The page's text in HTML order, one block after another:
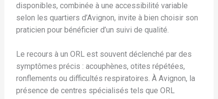
disponibles, combinée à une accessibilité variable
selon les quartiers d’Avignon, invite à bien choisir son
praticien pour bénéficier d’un suivi de qualité.
Le recours à un ORL est souvent déclenché par des
symptômes précis : acouphènes, otites répétées,
ronflements ou difficultés respiratoires. À Avignon, la
présence de centres spécialisés tels que ORL